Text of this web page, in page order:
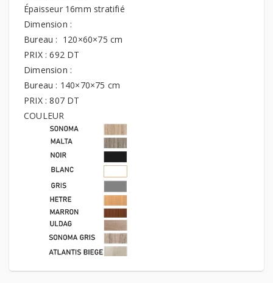
Épaisseur 16mm stratifié
Dimension :
Bureau : 120×60×75 cm
PRIX : 692 DT
Dimension :
Bureau : 140×70×75 cm
PRIX : 807 DT
COULEUR